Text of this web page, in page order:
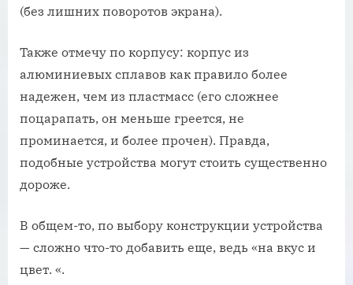
(без лишних поворотов экрана).
Также отмечу по корпусу: корпус из
алюминиевых сплавов как правило более
надежен, чем из пластмасс (его сложнее
поцарапать, он меньше греется, не
проминается, и более прочен). Правда,
подобные устройства могут стоить существенно
дороже.
В общем-то, по выбору конструкции устройства
— сложно что-то добавить еще, ведь «на вкус и
цвет. «.